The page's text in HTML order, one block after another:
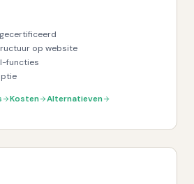
op website
functies
Kosten
Alternatieven